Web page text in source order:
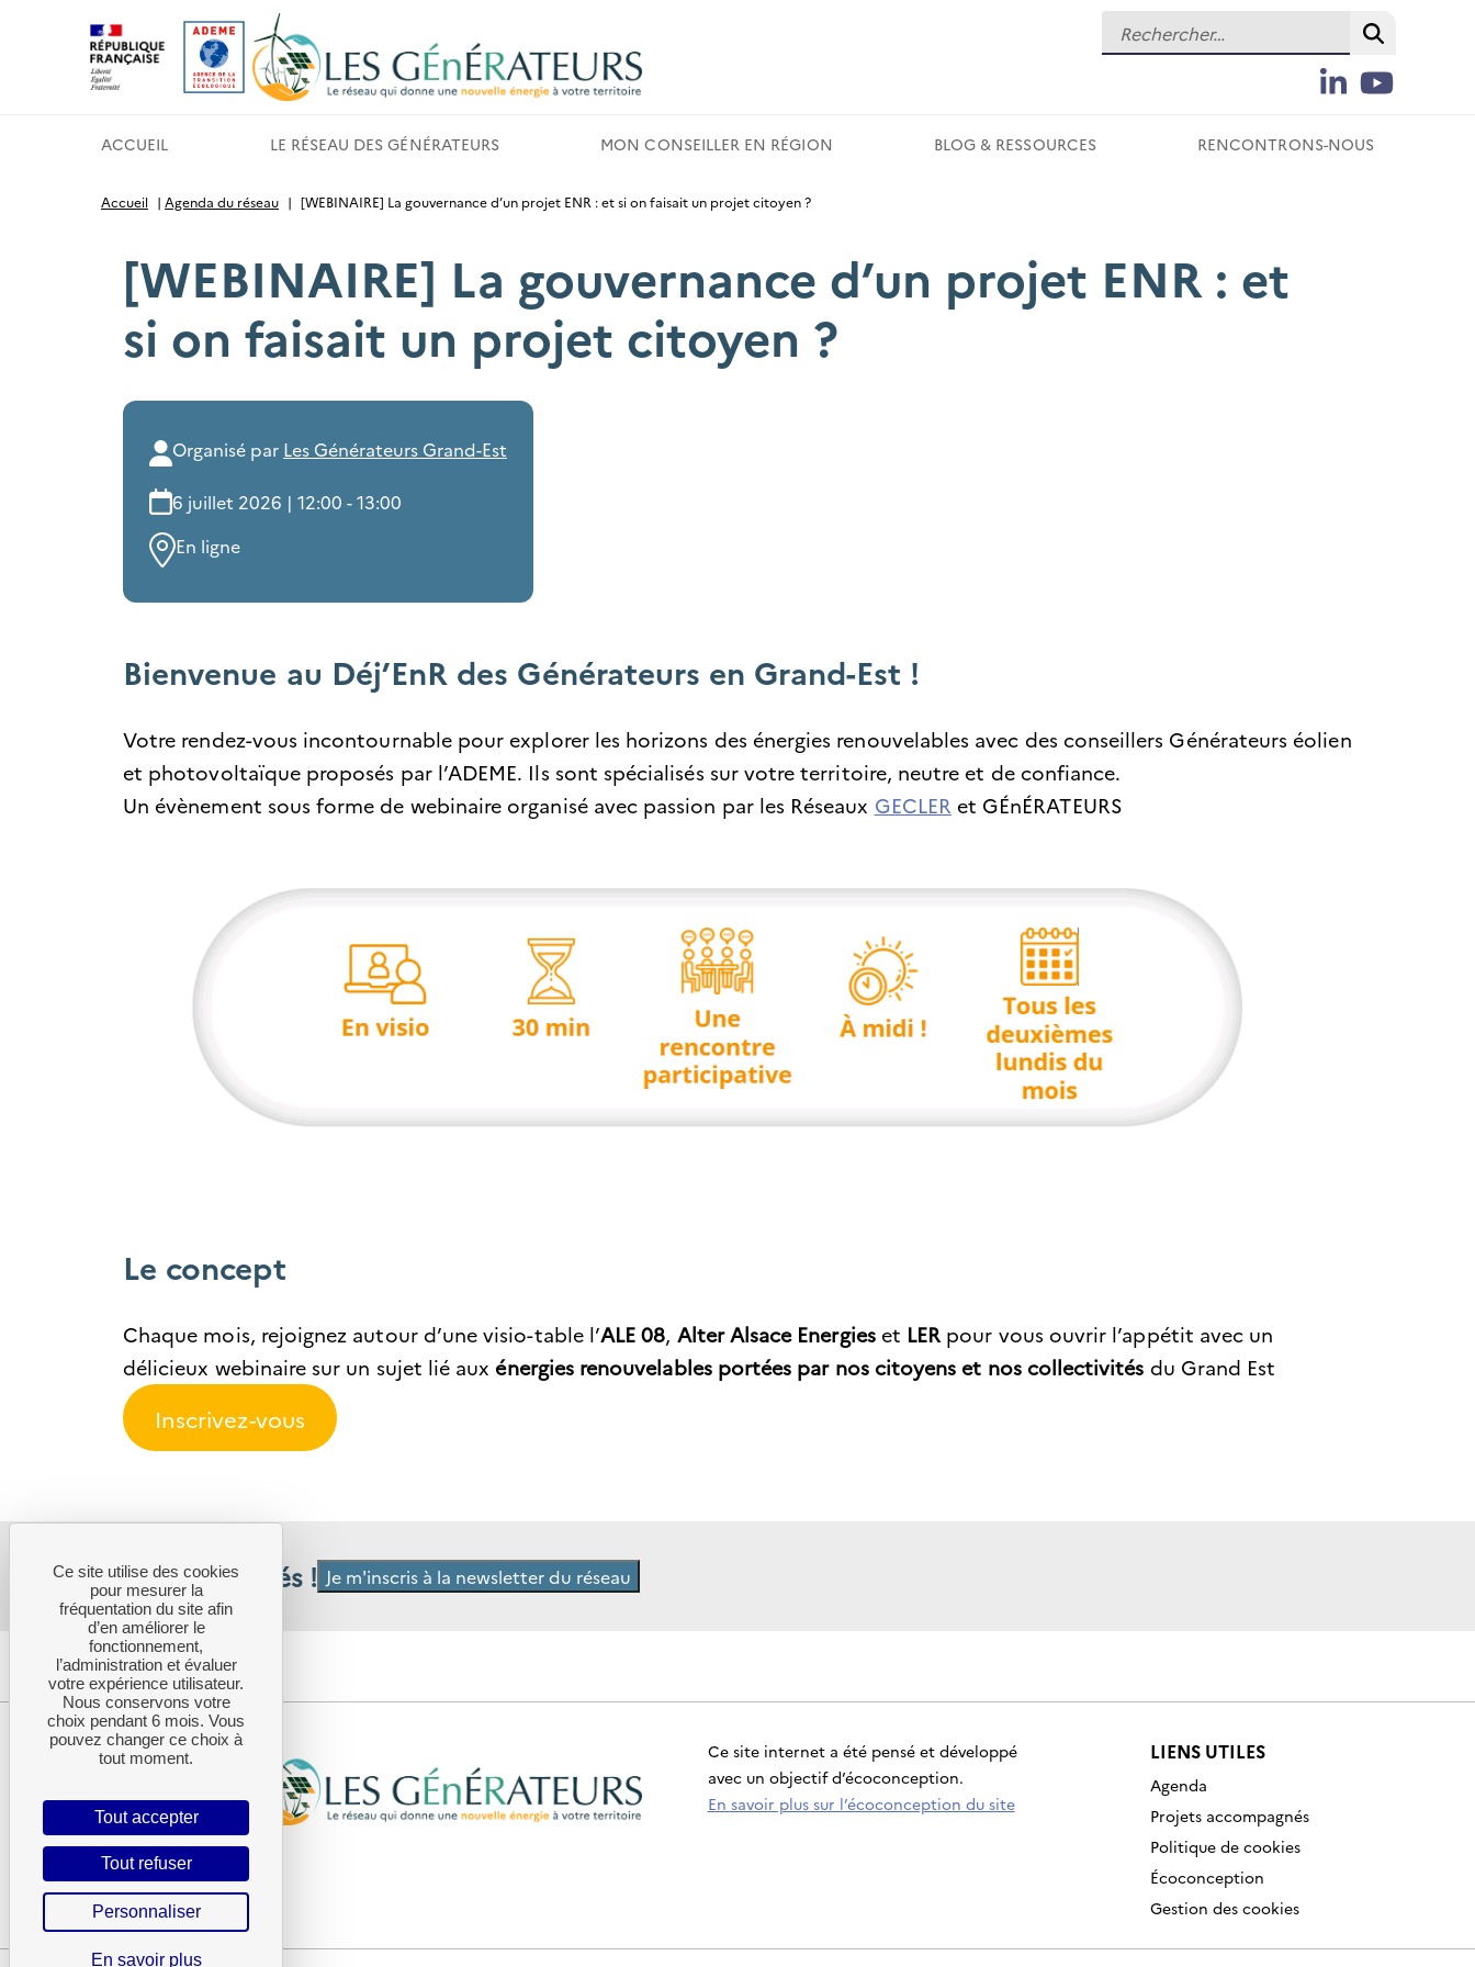
Rechercher :
LinkedInYouTube
ACCUEIL LE RÉSEAU DES GÉNÉRATEURS MON CONSEILLER EN RÉGION BLOG & RESSOURCES RENCONTRONS-NOUS
Accueil | Agenda du réseau | [WEBINAIRE] La gouvernance d’un projet ENR : et si on faisait un projet citoyen ?
[WEBINAIRE] La gouvernance d’un projet ENR : et
si on faisait un projet citoyen ?
Organisé par Les Générateurs Grand-Est
6 juillet 2026 | 12:00 - 13:00
En ligne
Bienvenue au Déj’EnR des Générateurs en Grand-Est !
Votre rendez-vous incontournable pour explorer les horizons des énergies renouvelables avec des conseillers Générateurs éolien
et photovoltaïque proposés par l’ADEME. Ils sont spécialisés sur votre territoire, neutre et de confiance.
Un évènement sous forme de webinaire organisé avec passion par les Réseaux GECLER et GÉnÉRATEURS
Le concept
Chaque mois, rejoignez autour d’une visio-table l’ALE 08, Alter Alsace Energieset LERpour vous ouvrir l’appétit avec un
délicieux webinaire sur un sujet lié aux énergies renouvelables portées par nos citoyens et nos collectivités du Grand Est
Inscrivez-vous
Restez informés ! Je m'inscris à la newsletter du réseau
Ce site internet a été pensé et développé
avec un objectif d’écoconception.
En savoir plus sur l’écoconception du site
LIENS UTILES
Agenda
Projets accompagnés
Politique de cookies
Écoconception
Gestion des cookies
Ce site utilise des cookies
pour mesurer la
fréquentation du site afin
d’en améliorer le
fonctionnement,
l’administration et évaluer
votre expérience utilisateur.
Nous conservons votre
choix pendant 6 mois. Vous
pouvez changer ce choix à
tout moment.
Tout accepter
Tout refuser
Personnaliser
En savoir plus